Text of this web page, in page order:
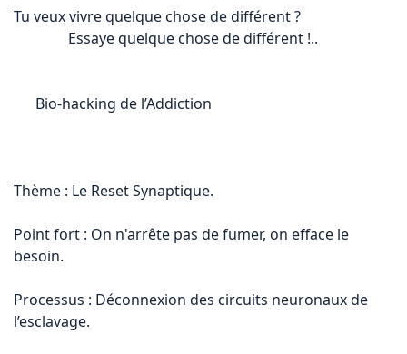
Tu veux vivre quelque chose de différent ?
               Essaye quelque chose de différent !..
      Bio-hacking de l’Addiction
Thème : Le Reset Synaptique.
Point fort : On n'arrête pas de fumer, on efface le
besoin.
Processus : Déconnexion des circuits neuronaux de
l’esclavage.